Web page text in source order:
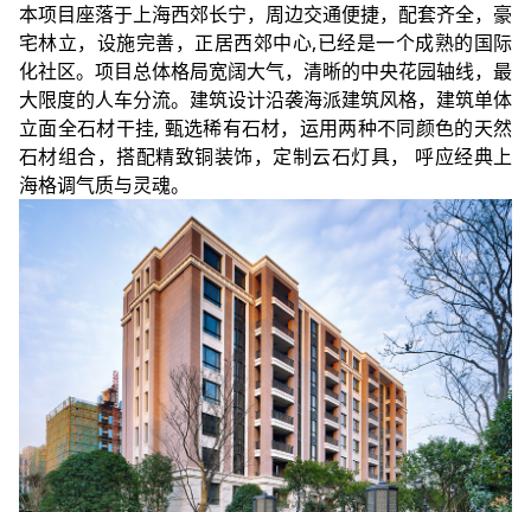
本项目座落于上海西郊长宁，周边交通便捷，配套齐全，豪
宅林立，设施完善，正居西郊中心,已经是一个成熟的国际
化社区。项目总体格局宽阔大气，清晰的中央花园轴线，最
大限度的人车分流。建筑设计沿袭海派建筑风格，建筑单体
立面全石材干挂, 甄选稀有石材，运用两种不同颜色的天然
石材组合，搭配精致铜装饰，定制云石灯具， 呼应经典上
海格调气质与灵魂。